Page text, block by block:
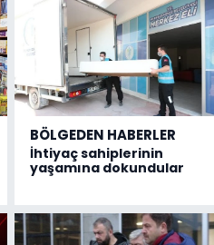
BÖLGEDEN HABERLER
İhtiyaç sahiplerinin
yaşamına dokundular